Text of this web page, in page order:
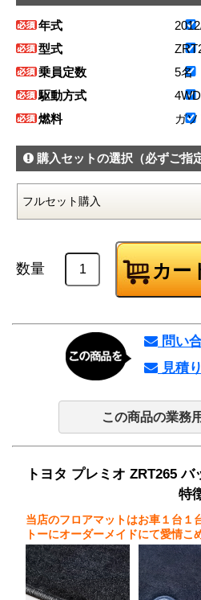
年式
型式
乗員定数
5名
駆動方式
4WD
燃料
ガ
購入セットの選択 （必ずご指
数量
問い
見積
この商品の業務
トヨタ プレミオ ZRT265
特
当店のフロアマットはお車１台１
トーにオーダーメイドにて愛情こ